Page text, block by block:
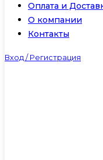
Оплата и
О компании
Контакты
Вход / Регистрация